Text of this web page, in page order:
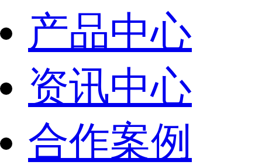
产品中心
资讯中心
合作案例